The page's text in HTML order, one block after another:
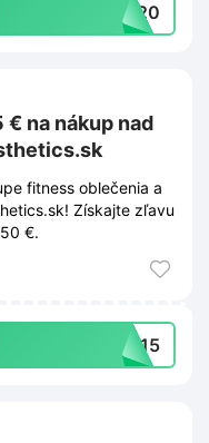
ON20
na nákup nad
fitness oblečenia a
Získajte zľavu
€.
ON15